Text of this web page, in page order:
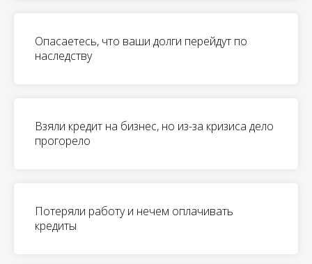
Опасаетесь, что ваши долги перейдут по
наследству
Взяли кредит на бизнес, но из-за кризиса дело
прогорело
Потеряли работу и нечем оплачивать
кредиты